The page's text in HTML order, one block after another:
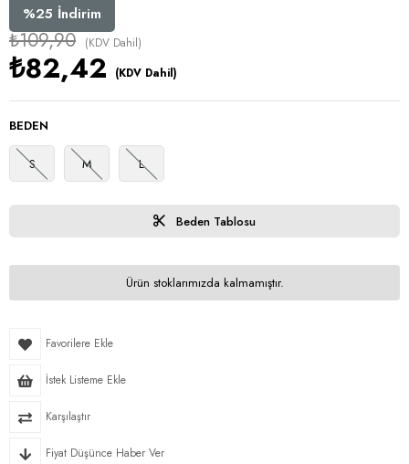
%25 İndirim
₺109,90 (KDV Dahil)
₺82,42 (KDV Dahil)
BEDEN
S M L
Beden Tablosu
Ürün stoklarımızda kalmamıştır.
Favorilere Ekle
İstek Listeme Ekle
Karşılaştır
Fiyat Düşünce Haber Ver